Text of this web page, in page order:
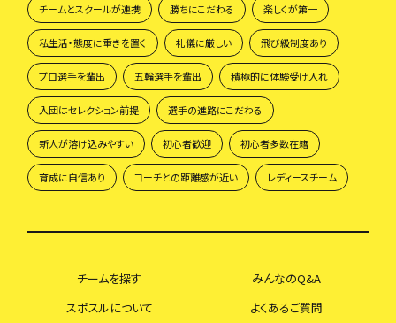
チームとスクールが連携 勝ちにこだわる 楽しくが第一
私生活・態度に重きを置く 礼儀に厳しい 飛び級制度あり
プロ選手を輩出 五輪選手を輩出 積極的に体験受け入れ
入団はセレクション前提 選手の進路にこだわる
新人が溶け込みやすい 初心者歓迎 初心者多数在籍
育成に自信あり コーチとの距離感が近い レディースチーム
チームを探す
みんなのQ&A
スポスルについて
よくあるご質問